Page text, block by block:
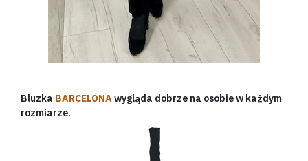
Bluzka BARCELONAwygląda dobrze na osobie w każdym
rozmiarze.